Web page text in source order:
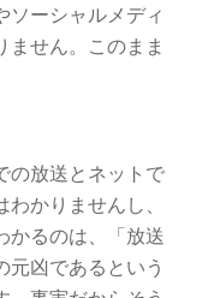
ソーシャルメディ
ません。このまま
の放送とネットで
かりませんし、
かるのは、「放送
元凶であるという